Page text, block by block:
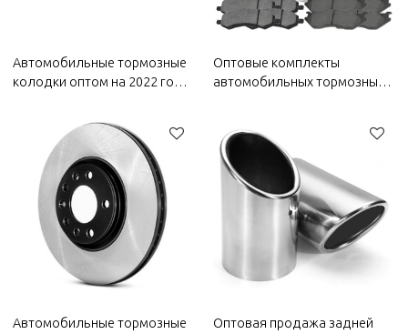
Автомобильные тормозные
колодки оптом на 2022 год
торможение, высокая
стабильность, низкий
уровень шума,
износостойкость |
Автозапчасти для кузова
Bestune
Оптовые комплекты
автомобильных тормозных
низкий уровень шума,
износостойкость |
Автозапчасти для кузова
Bestune
Автомобильные тормозные
Оптовая продажа задней